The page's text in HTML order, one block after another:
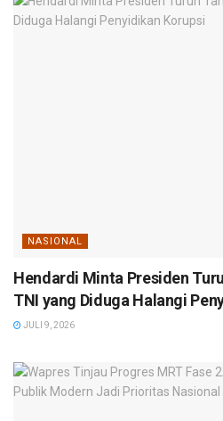
NASIONAL
Hendardi Minta Presiden
TNI yang Diduga Halangi
JULI 9, 2026